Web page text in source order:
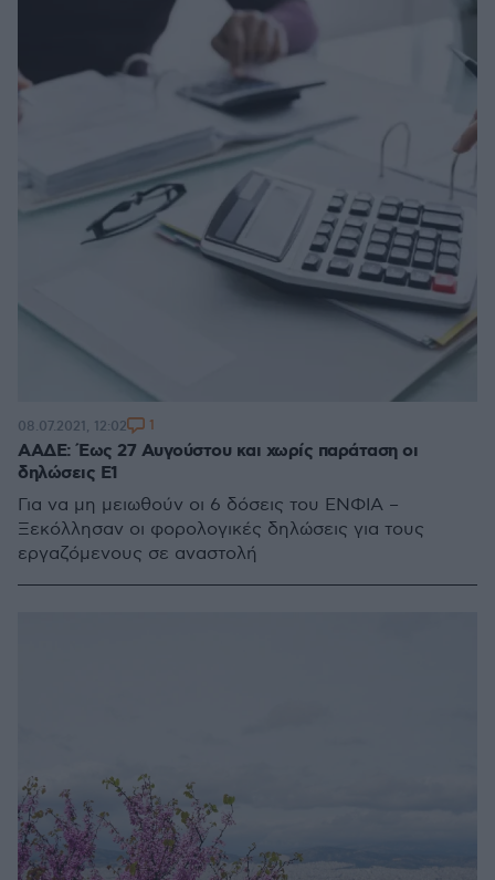
ΑΑΔΕ: Έως 27 Αυγούστου και χωρίς παράταση οι
δηλώσεις E1
Για να μη μειωθούν οι 6 δόσεις του ΕΝΦΙΑ –
Ξεκόλλησαν οι φορολογικές δηλώσεις για τους
εργαζόμενους σε αναστολή
08.07.2021, 12:02 1